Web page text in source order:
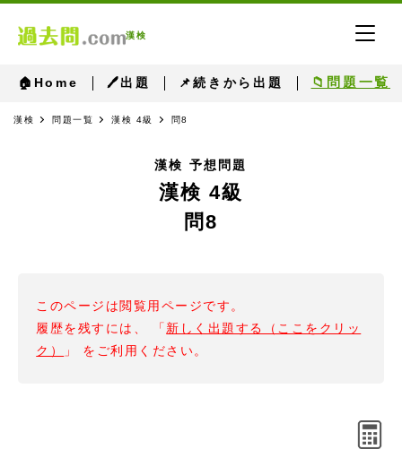
漢検
🏠Home 🖊出題 📌続きから出題 📁問題一覧
漢検 問題一覧 漢検 4級 問8
漢検 予想問題
漢検 4級
問8
このページは閲覧用ページです。
履歴を残すには、 「 新しく出題する（ここをクリッ
ク）
」 をご利用ください。